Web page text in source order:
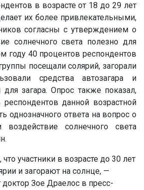
в возрасте от 18 до 29 лет
их более привлекательными,
согласны с утверждением о
солнечного света полезно для
году 40 процентов респондентов
посещали солярий, загорали
средства автозагара и
загара. Опрос также показал,
респондентов данной возрастной
однозначного ответа на вопрос о
солнечного света
участники в возрасте до 30 лет
и загорают на солнце, —
доктор Зое Драелос в пресс-